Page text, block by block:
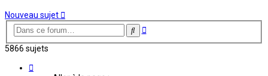
Nouveau sujet
Rechercher
Recherche
5866 sujets